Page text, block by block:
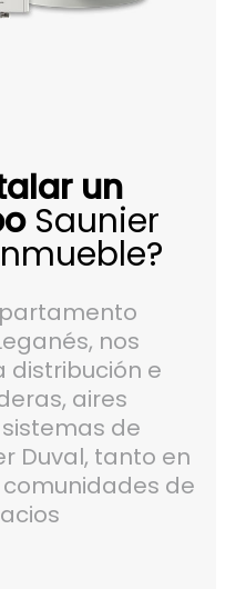
un
Saunier
nos
distribución e
aires
de
Duval, tanto en
de